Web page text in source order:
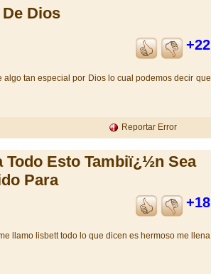
Dios
+22
tan especial por Dios lo cual podemos decir que
Reportar Error
Todo Esto Tambiï¿½n Sea
Para
+18
llamo lisbett todo lo que dicen es hermoso me llena